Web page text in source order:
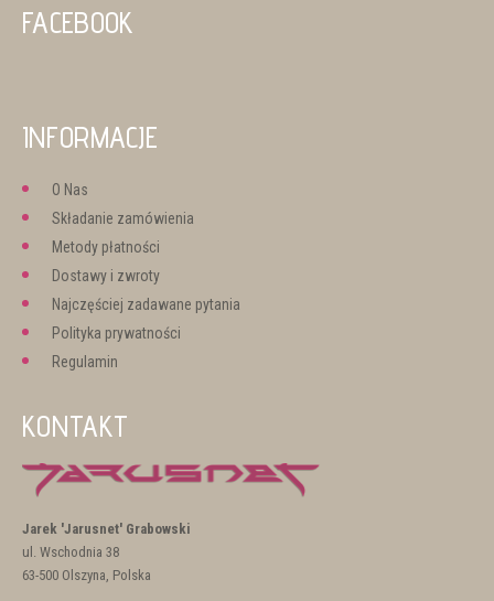
FACEBOOK
INFORMACJE
O Nas
Składanie zamówienia
Metody płatności
Dostawy i zwroty
Najczęściej zadawane pytania
Polityka prywatności
Regulamin
KONTAKT
Jarek 'Jarusnet' Grabowski
ul. Wschodnia 38
63-500 Olszyna, Polska